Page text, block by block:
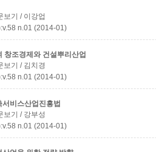
보기 / 이강업
n.01 (2014-01)
창조경제와 건설뿌리산업
보기 / 김치경
n.01 (2014-01)
비스산업진흥법
보기 / 강부성
n.01 (2014-01)